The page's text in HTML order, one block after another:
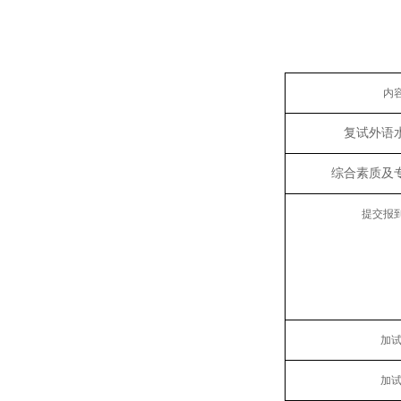
内
复试外语
综合素质及
提交报
加试
加试